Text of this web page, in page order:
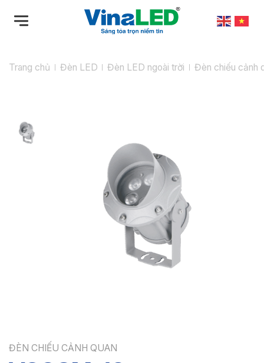
qua
dungTrang chủ Đèn LED Đèn LED ngoài trời Đèn chiếu cảnh
ĐÈN CHIẾU CẢNH QUAN